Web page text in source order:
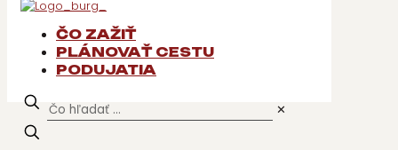
ČO ZAŽIŤ
PLÁNOVAŤ CESTU
PODUJATIA
✕